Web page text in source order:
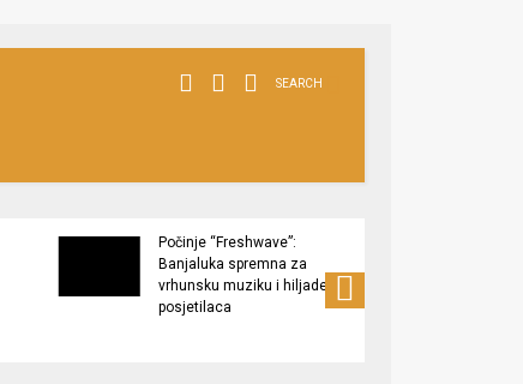
SEARCH
Počinje “Freshwave”:
Banjaluka spremna za
vrhunsku muziku i hiljade
posjetilaca